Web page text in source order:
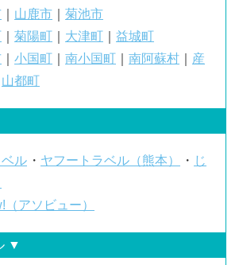
山鹿市
菊池市
菊陽町 大津町
益城町
小国町 南小国町 南阿蘇村
産
山都町
ル ・ ヤフートラベル（熊本） ・ じ
アソビュー）
▼